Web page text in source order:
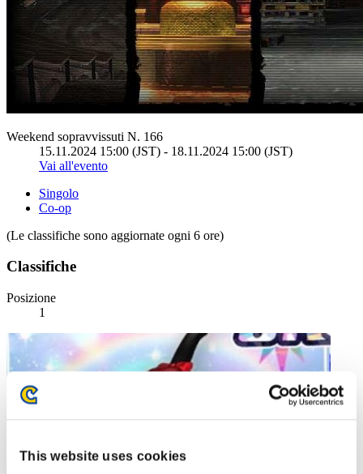
This website uses cookies
Weekend sopravvissuti N. 166
15.11.2024 15:00 (JST) - 18.11.2024 15:00 (JST)
Vai all'evento
Singolo
Co-op
(Le classifiche sono aggiornate ogni 6 ore)
Classifiche
Posizione
1